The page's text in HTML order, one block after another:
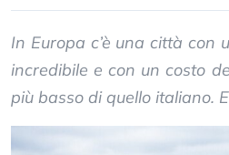
In Europa c’è una città con
incredibile e con un costo
più basso di quello italiano.